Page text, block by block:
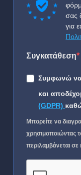
σας
για
Συγκατάθεση
Συμφωνώ να
και
(GDPR)
Μπορείτε να
χρησιμοποιώντας
περιλαμβάνεται σε